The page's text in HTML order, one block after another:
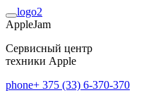
AppleJam
Сервисный центр
техники Apple
+ 375 (33) 6-370-370